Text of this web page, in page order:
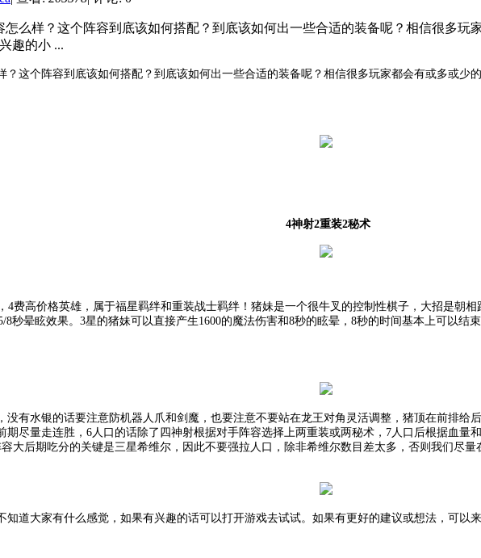
怎么样？这个阵容到底该如何搭配？到底该如何出一些合适的装备呢？相信很多
趣的小 ...
？这个阵容到底该如何搭配？到底该如何出一些合适的装备呢？相信很多玩家都会有或多或
4神射2重装2秘术
4费高价格英雄，属于福星羁绊和重装战士羁绊！猪妹是一个很牛叉的控制性棋子，大招是朝
8秒晕眩效果。3星的猪妹可以直接产生1600的魔法伤害和8秒的眩晕，8秒的时间基本上可以
没有水银的话要注意防机器人爪和剑魔，也要注意不要站在龙王对角灵活调整，猪顶在前排
期尽量走连胜， 6人口的话除了四神射根据对手阵容选择上两重装或两秘术，7人口后根据血
大后期吃分的关键是三星希维尔，因此不要强拉人口，除非希维尔数目差太多，否则我们尽
知道大家有什么感觉，如果有兴趣的话可以打开游戏去试试。如果有更好的建议或想法，可以